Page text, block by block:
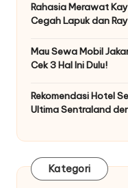
Rahasia Merawat
Cegah Lapuk dan
Mau Sewa Mobil
Cek 3 Hal Ini Dulu!
Rekomendasi Hotel
Ultima Sentraland
Kategori